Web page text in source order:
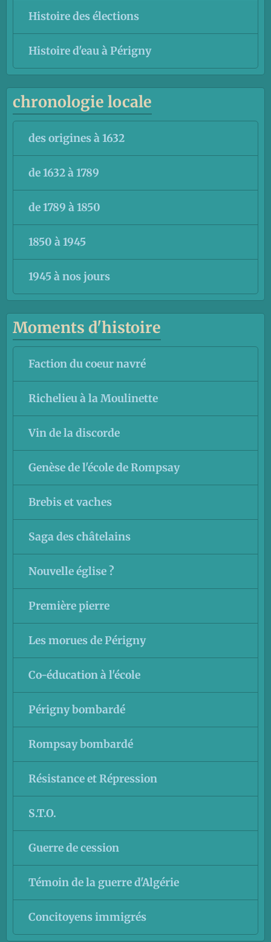
Histoire des élections
Histoire d'eau à Périgny
chronologie locale
des origines à 1632
de 1632 à 1789
de 1789 à 1850
1850 à 1945
1945 à nos jours
Moments d'histoire
Faction du coeur navré
Richelieu à la Moulinette
Vin de la discorde
Genèse de l'école de Rompsay
Brebis et vaches
Saga des châtelains
Nouvelle église ?
Première pierre
Les morues de Périgny
Co-éducation à l'école
Périgny bombardé
Rompsay bombardé
Résistance et Répression
S.T.O.
Guerre de cession
Témoin de la guerre d'Algérie
Concitoyens immigrés